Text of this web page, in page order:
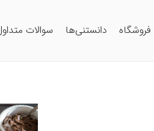
فروشگاه دانستنی‌ها سوالات